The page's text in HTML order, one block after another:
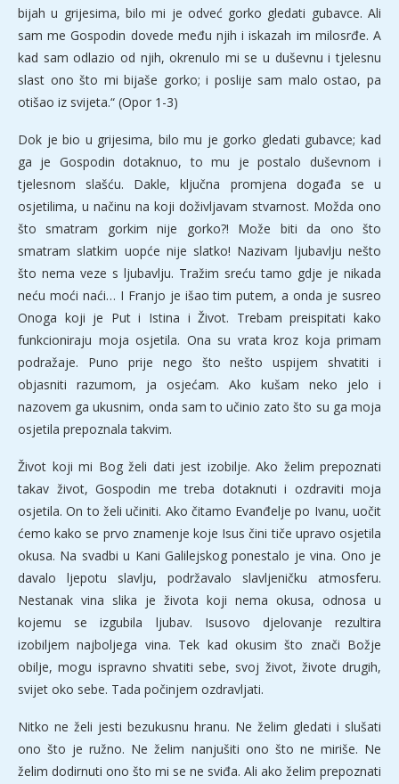
bijah u grijesima, bilo mi je odveć gorko gledati gubavce. Ali
sam me Gospodin dovede među njih i iskazah im milosrđe. A
kad sam odlazio od njih, okrenulo mi se u duševnu i tjelesnu
slast ono što mi bijaše gorko; i poslije sam malo ostao, pa
otišao iz svijeta.“ (Opor 1-3)
Dok je bio u grijesima, bilo mu je gorko gledati gubavce; kad
ga je Gospodin dotaknuo, to mu je postalo duševnom i
tjelesnom slašću. Dakle, ključna promjena događa se u
osjetilima, u načinu na koji doživljavam stvarnost. Možda ono
što smatram gorkim nije gorko?! Može biti da ono što
smatram slatkim uopće nije slatko! Nazivam ljubavlju nešto
što nema veze s ljubavlju. Tražim sreću tamo gdje je nikada
neću moći naći… I Franjo je išao tim putem, a onda je susreo
Onoga koji je Put i Istina i Život. Trebam preispitati kako
funkcioniraju moja osjetila. Ona su vrata kroz koja primam
podražaje. Puno prije nego što nešto uspijem shvatiti i
objasniti razumom, ja osjećam. Ako kušam neko jelo i
nazovem ga ukusnim, onda sam to učinio zato što su ga moja
osjetila prepoznala takvim.
Život koji mi Bog želi dati jest izobilje. Ako želim prepoznati
takav život, Gospodin me treba dotaknuti i ozdraviti moja
osjetila. On to želi učiniti. Ako čitamo Evanđelje po Ivanu, uočit
ćemo kako se prvo znamenje koje Isus čini tiče upravo osjetila
okusa. Na svadbi u Kani Galilejskog ponestalo je vina. Ono je
davalo ljepotu slavlju, podržavalo slavljeničku atmosferu.
Nestanak vina slika je života koji nema okusa, odnosa u
kojemu se izgubila ljubav. Isusovo djelovanje rezultira
izobiljem najboljega vina. Tek kad okusim što znači Božje
obilje, mogu ispravno shvatiti sebe, svoj život, živote drugih,
svijet oko sebe. Tada počinjem ozdravljati.
Nitko ne želi jesti bezukusnu hranu. Ne želim gledati i slušati
ono što je ružno. Ne želim nanjušiti ono što ne miriše. Ne
želim dodirnuti ono što mi se ne sviđa. Ali ako želim prepoznati